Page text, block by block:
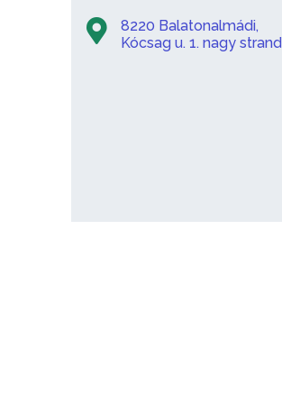
8220 Balatonalmádi,
Kócsag u. 1. nagy strand